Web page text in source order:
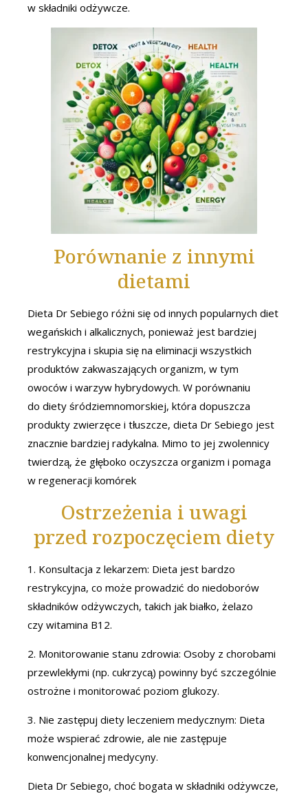
w składniki odżywcze.
Porównanie z innymi
dietami
Dieta Dr Sebiego różni się od innych popularnych diet
wegańskich i alkalicznych, ponieważ jest bardziej
restrykcyjna i skupia się na eliminacji wszystkich
produktów zakwaszających organizm, w tym
owoców i warzyw hybrydowych. W porównaniu
do diety śródziemnomorskiej, która dopuszcza
produkty zwierzęce i tłuszcze, dieta Dr Sebiego jest
znacznie bardziej radykalna. Mimo to jej zwolennicy
twierdzą, że głęboko oczyszcza organizm i pomaga
w regeneracji komórek
Ostrzeżenia i uwagi
przed rozpoczęciem diety
1. Konsultacja z lekarzem: Dieta jest bardzo
restrykcyjna, co może prowadzić do niedoborów
składników odżywczych, takich jak białko, żelazo
czy witamina B12.
2. Monitorowanie stanu zdrowia: Osoby z chorobami
przewlekłymi (np. cukrzycą) powinny być szczególnie
ostrożne i monitorować poziom glukozy.
3. Nie zastępuj diety leczeniem medycznym: Dieta
może wspierać zdrowie, ale nie zastępuje
konwencjonalnej medycyny.
Dieta Dr Sebiego, choć bogata w składniki odżywcze,